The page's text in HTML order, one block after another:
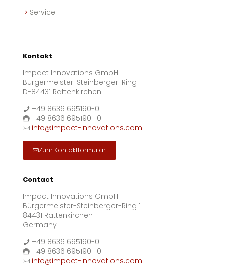
Service
Kontakt
Impact Innovations GmbH
Bürgermeister-Steinberger-Ring 1
D-84431 Rattenkirchen
+49 8636 695190-0
+49 8636 695190-10
info@impact-innovations.com
Zum Kontaktformular
Contact
Impact Innovations GmbH
Bürgermeister-Steinberger-Ring 1
84431 Rattenkirchen
Germany
+49 8636 695190-0
+49 8636 695190-10
info@impact-innovations.com